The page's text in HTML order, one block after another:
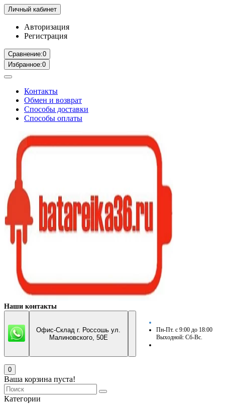
Личный кабинет
Авторизация
Регистрация
Сравнение:0
Избранное:0
Контакты
Обмен и возврат
Способы доставки
Способы оплаты
Наши контакты
Офис-Склад г. Россошь ул.
Малиновского, 50Е
Пн-Пт. с 9:00 до 18:00
Выходной: Сб-Вс.
0
Ваша корзина пуста!
Категории